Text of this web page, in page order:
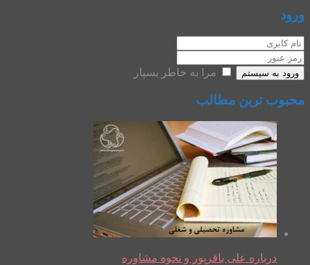
ورود
ورود به سیستم مرا به خاطر بسپار
محبوب ترین مطالب
درباره علی باقرپور و نحوه مشاوره